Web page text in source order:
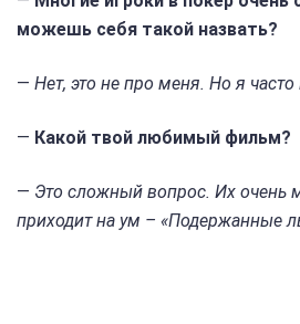
можешь себя такой назвать?
— Нет, это не про меня. Но я
— Какой твой любимый фильм?
— Это сложный вопрос. Их очень
приходит на ум – «Подержанные